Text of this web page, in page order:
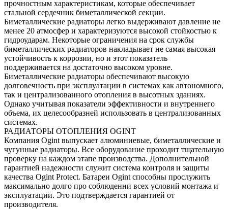
прочностным характеристикам, которые обеспечивает
стальной сердечник биметаллической секции.
Биметаллические радиаторы легко выдерживают давление не
менее 20 атмосфер и характеризуются высокой стойкостью к
гидроударам. Некоторые ограничения на срок службы
биметаллических радиаторов накладывает не самая высокая
устойчивость к коррозии, но и этот показатель
поддерживается на достаточно высоком уровне.
Биметаллические радиаторы обеспечивают высокую
долговечность при эксплуатации в системах как автономного,
так и централизованного отопления в высотных зданиях.
Однако учитывая показатели эффективности и внутреннего
объема, их целесообразней использовать в централизованных
системах.
РАДИАТОРЫ ОТОПЛЕНИЯ OGINT
Компания Ogint выпускает алюминиевые, биметаллические и
чугунные радиаторы. Все оборудование проходит тщательную
проверку на каждом этапе производства. Дополнительной
гарантией надежности служит система контроля и защиты
качества Ogint Protect. Батареи Ogint способны прослужить
максимально долго про соблюденни всех условий монтажа и
эксплуатации. Это подтверждается гарантией от
производителя.